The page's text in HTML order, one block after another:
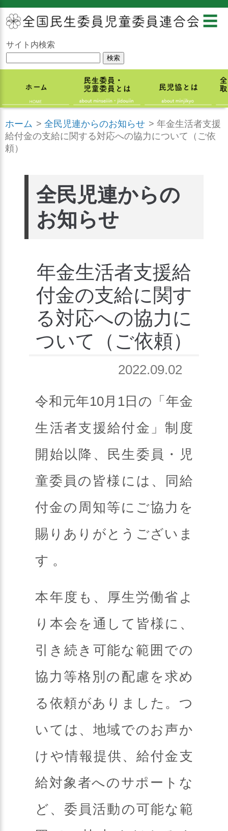
☰
サイト内検索
ホーム > 全民児連からのお知らせ > 年金生活者支援
給付金の支給に関する対応への協力について（ご依
頼）
全民児連からの
お知らせ
年金生活者支援給
付金の支給に関す
る対応への協力に
ついて（ご依頼）
2022.09.02
令和元年10月1日の「年金
生活者支援給付金」制度
開始以降、民生委員・児
童委員の皆様には、同給
付金の周知等にご協力を
賜りありがとうございま
す 。
本年度も、厚生労働省よ
り本会を通して皆様に、
引き続き可能な範囲での
協力等格別の配慮を求め
る依頼がありました。つ
いては、地域でのお声か
けや情報提供、給付金支
給対象者へのサポートな
ど、委員活動の可能な範